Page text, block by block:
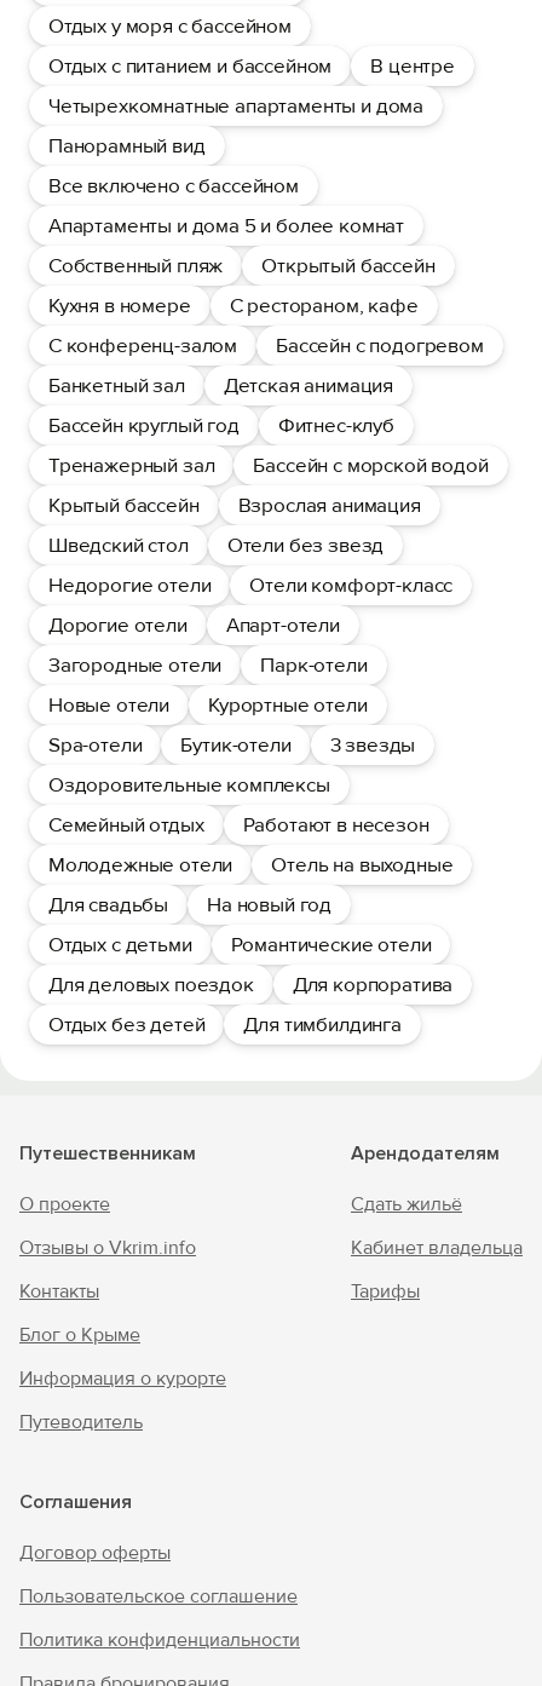
Отдых у моря с бассейном
Отдых с питанием и бассейном
В центре
Четырехкомнатные апартаменты и дома
Панорамный вид
Все включено с бассейном
Апартаменты и дома 5 и более комнат
Собственный пляж
Открытый бассейн
Кухня в номере
С рестораном, кафе
С конференц-залом
Бассейн с подогревом
Банкетный зал
Детская анимация
Бассейн круглый год
Фитнес-клуб
Тренажерный зал
Бассейн с морской водой
Крытый бассейн
Взрослая анимация
Шведский стол
Отели без звезд
Недорогие отели
Отели комфорт-класс
Дорогие отели
Апарт-отели
Загородные отели
Парк-отели
Новые отели
Курортные отели
Spa-отели
Бутик-отели
3 звезды
Оздоровительные комплексы
Семейный отдых
Работают в несезон
Молодежные отели
Отель на выходные
Для свадьбы
На новый год
Отдых с детьми
Романтические отели
Для деловых поездок
Для корпоратива
Отдых без детей
Для тимбилдинга
Путешественникам
О проекте
Отзывы о Vkrim.info
Контакты
Блог о Крыме
Информация о курорте
Путеводитель
Арендодателям
Сдать жильё
Кабинет владельца
Тарифы
Соглашения
Договор оферты
Пользовательское соглашение
Политика конфиденциальности